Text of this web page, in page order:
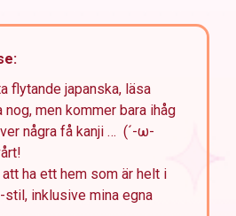
flytande japanska, läsa
nog, men kommer bara ihåg
några få kanji … (´-ω-
att ha ett hem som är helt i
inklusive mina egna